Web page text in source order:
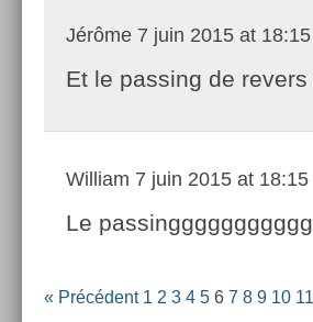
Jérôme 7 juin 2015 at 18:15
Et le passing de revers
William 7 juin 2015 at 18:15
Le
« Précédent 1 2 3 4 5 6 7 8 9 10 11